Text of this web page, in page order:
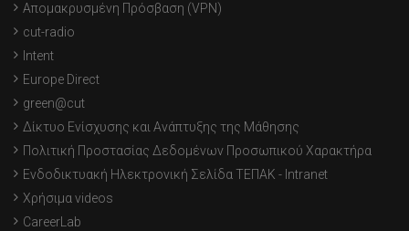
Απομακρυσμένη Πρόσβαση (VPN)
cut-radio
Intent
Europe Direct
green@cut
Δίκτυο Ενίσχυσης και Ανάπτυξης της Μάθησης
Πολιτική Προστασίας Δεδομένων Προσωπικού Χαρακτήρα
Ενδοδικτυακή Ηλεκτρονική Σελίδα ΤΕΠΑΚ - Intranet
Χρήσιμα videos
CareerLab